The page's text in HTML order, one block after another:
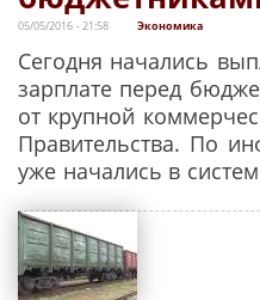
05/05/2016 - 21:58 Экономика
Сегодня начались
зарплате перед
от крупной
Правительства. По
уже начались в